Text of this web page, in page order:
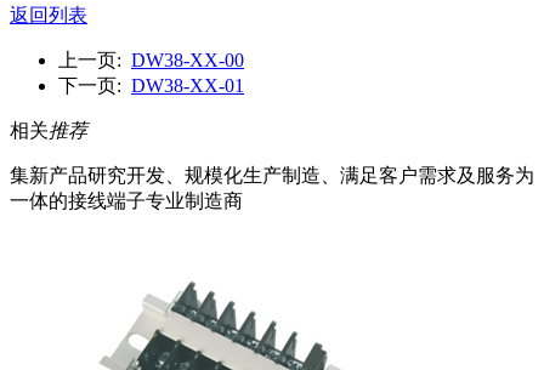
返回列表
上一页: DW38-XX-00
下一页: DW38-XX-01
相关推荐
集新产品研究开发、规模化生产制造、满足客户需求及服务为
一体的接线端子专业制造商